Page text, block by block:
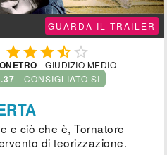
GUARDA IL TRAILER
 
- GIUDIZIO MEDIO
- CONSIGLIATO SÌ
e ciò che è, Tornatore
di teorizzazione.